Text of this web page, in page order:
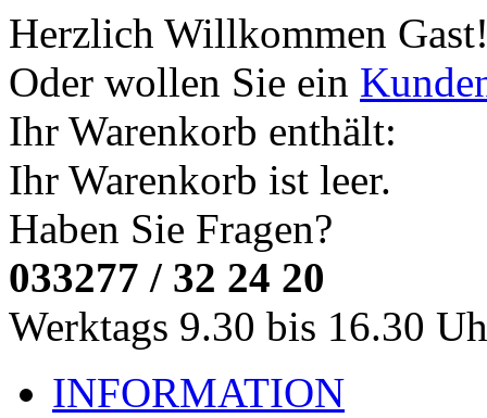
Herzlich Willkommen
Oder wollen Sie ein
Ihr Warenkorb enthält:
Ihr Warenkorb ist leer.
Haben Sie Fragen?
033277 / 32 24 20
Werktags 9.30 bis 16.30
INFORMATION